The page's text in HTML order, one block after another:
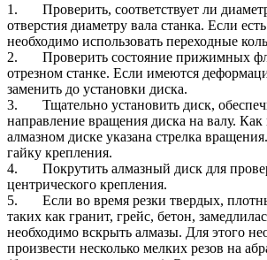
1. Проверить, соответствует ли
отверстия диаметру вала станка. Если
необходимо использовать переходные
2. Проверить состояние прижимных
отрезном станке. Если имеются
заменить до установки диска.
3. Тщательно установить диск,
направление вращения диска на валу. Как
алмазном диске указана стрелка
гайку крепления.
4. Покрутить алмазный диск для
центрического крепления.
5. Если во время резки твердых,
таких как гранит, грейс, бетон,
необходимо вскрыть алмазы. Для этого
произвести несколько мелких резов на